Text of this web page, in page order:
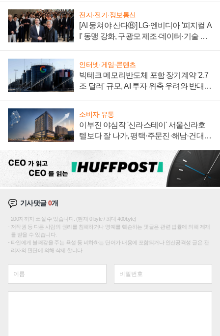
전자·전기·정보통신
[AI 뭉쳐야 산다⑧] LG·엔비디아 '피지컬 A
I' 동맹 강화, 구광모 제조·데이터·기술 결
인터넷·게임·콘텐츠
빅테크 메모리반도체 포함 장기계약 '2.7
조 달러' 규모, AI 투자 위축 우려와 반대
소비자·유통
이부진 야심작 '신라스테이' 서울신라호
텔보다 잘 나가, 평택·주문진·해남·건대로
기사댓글0개
200자까지 쓰실 수 있습니다. (현재 0 byte / 최대 400byte)
저작권 등 다른 사람의 권리를 침해하거나 명예를 훼손하는 댓글은 관련 법률에 의해 제재
를 받을 수 있습니다.
타인에게 불쾌감을 주는 욕설 등 비하하는 단어가 내용에 포함되거나 인신공격성 글은 관
리자의 판단에 의해 삭제 합니다.